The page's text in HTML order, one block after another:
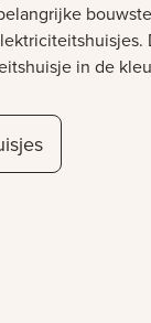
in de
75d2-4a31-